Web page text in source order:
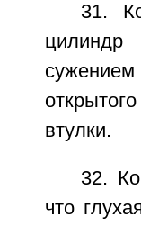
31.
втулки.
32.
что